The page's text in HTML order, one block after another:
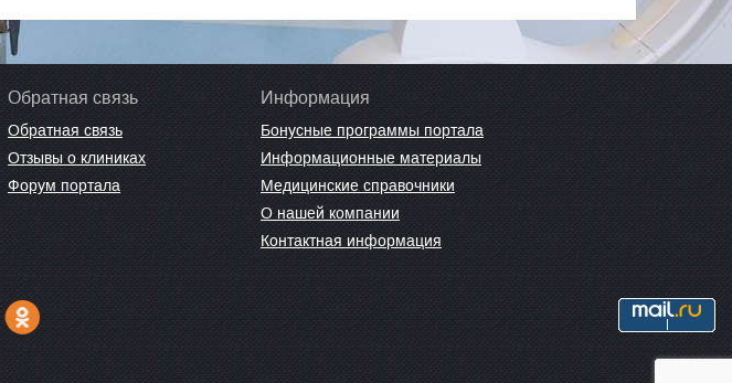
Обратная связь
Обратная связь
Отзывы о клиниках
Форум портала
Информация
Бонусные программы портала
Информационные материалы
Медицинские справочники
О нашей компании
Контактная информация